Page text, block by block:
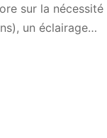
sur la
un éclairage…